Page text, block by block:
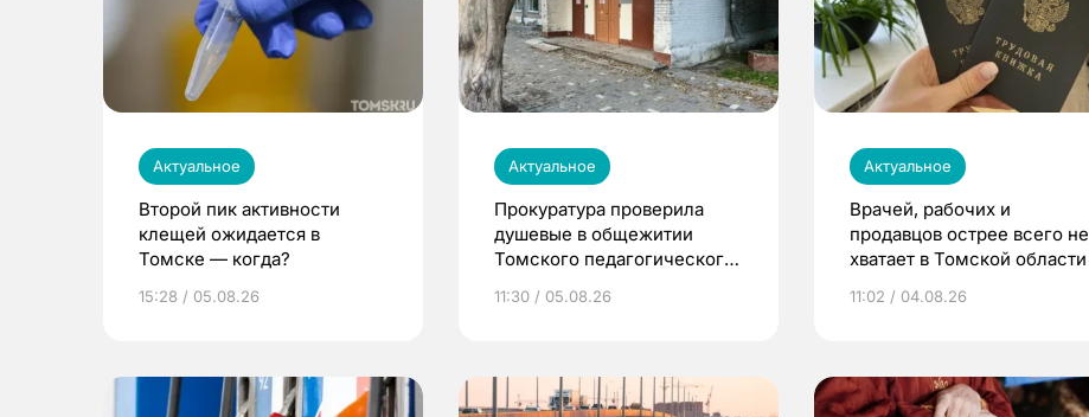
Актуальное
Второй пик активности
клещей ожидается в
Томске — когда?
15:28 / 05.08.26
Актуальное
Прокуратура проверила
душевые в общежитии
Томского педагогического
11:30 / 05.08.26
Актуальное
Врачей, рабочих и
продавцов острее всего не
хватает в Томской области
11:02 / 04.08.26